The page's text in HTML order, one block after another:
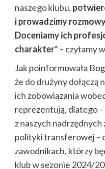
naszego klubu,
i prowadzimy
Doceniamy ich
charakter” – czytamy
Jak poinformowała
że do drużyny dołączą
ich zobowiązania
reprezentują, dlatego
z naszych
polityki transferowej –
zawodnikach, którzy
klub w sezonie 2024/